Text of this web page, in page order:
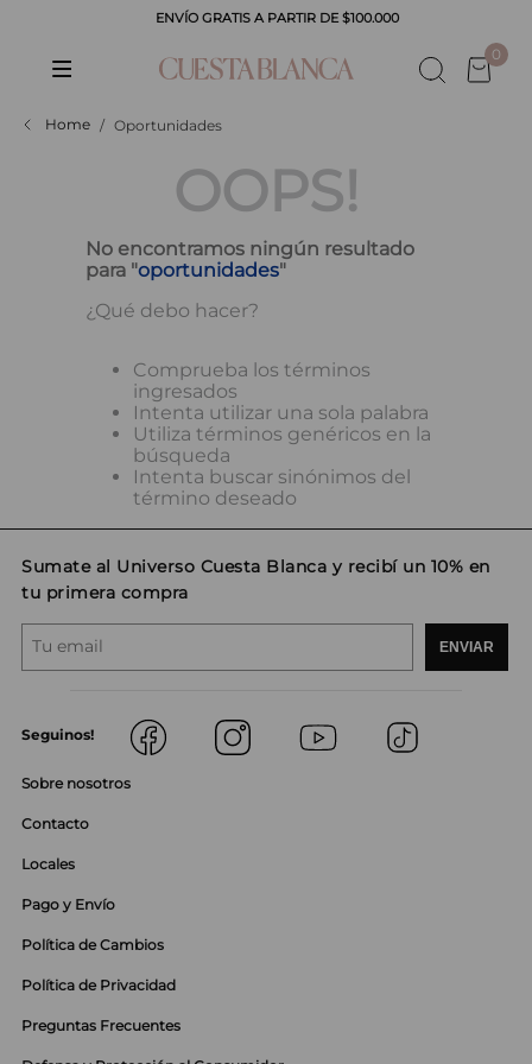
ENVÍO GRATIS A PARTIR DE $100.000
0
Oportunidades
OOPS!
No encontramos ningún resultado
para "oportunidades"
¿Qué debo hacer?
Comprueba los términos
ingresados
Intenta utilizar una sola palabra
Utiliza términos genéricos en la
búsqueda
Intenta buscar sinónimos del
término deseado
Sumate al Universo Cuesta Blanca y recibí un 10% en
tu primera compra
ENVIAR
Seguinos!
Sobre nosotros
Contacto
Locales
Pago y Envío
Política de Cambios
Política de Privacidad
Preguntas Frecuentes